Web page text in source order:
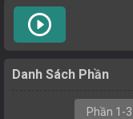
play_circle_outline
Danh Sách Phần
Phần 1-3